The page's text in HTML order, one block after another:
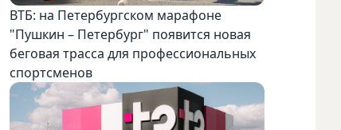
ВТБ: на Петербургском марафоне
"Пушкин – Петербург" появится новая
беговая трасса для профессиональных
спортсменов